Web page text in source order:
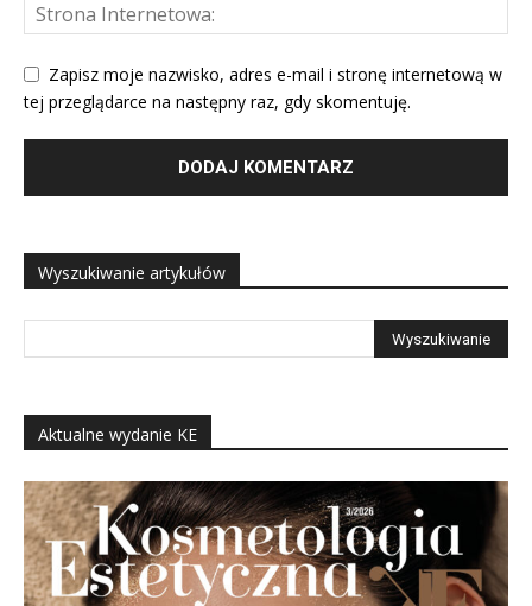
Zapisz moje nazwisko, adres e-mail i stronę internetową w
tej przeglądarce na następny raz, gdy skomentuję.
Wyszukiwanie artykułów
Aktualne wydanie KE